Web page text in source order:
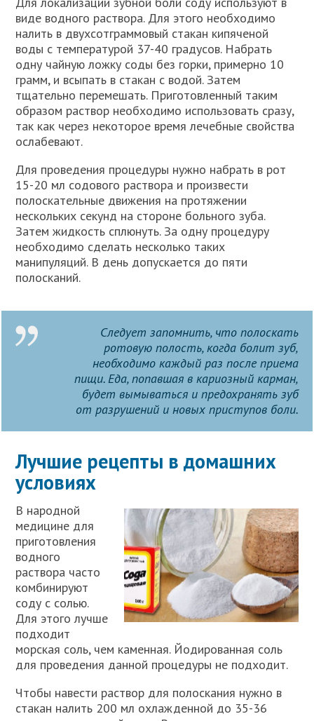
виде водного раствора. Для этого необходимо
налить в двухсотграммовый стакан кипяченой
воды с температурой 37-40 градусов. Набрать
одну чайную ложку соды без горки, примерно 10
грамм, и всыпать в стакан с водой. Затем
тщательно перемешать. Приготовленный таким
образом раствор необходимо использовать сразу,
так как через некоторое время лечебные свойства
ослабевают.
Для проведения процедуры нужно набрать в рот
15-20 мл содового раствора и произвести
полоскательные движения на протяжении
нескольких секунд на стороне больного зуба.
Затем жидкость сплюнуть. За одну процедуру
необходимо сделать несколько таких
манипуляций. В день допускается до пяти
полосканий.
Следует запомнить, что полоскать
ротовую полость, когда болит зуб,
необходимо каждый раз после приема
пищи. Еда, попавшая в кариозный карман,
будет вымываться и предохранять зуб
от разрушений и новых приступов боли.
Лучшие рецепты в домашних
условиях
В народной
медицине для
приготовления
водного
раствора часто
комбинируют
соду с солью.
Для этого лучше
подходит
морская соль, чем каменная. Йодированная соль
для проведения данной процедуры не подходит.
Чтобы навести раствор для полоскания нужно в
стакан налить 200 мл охлажденной до 35-36